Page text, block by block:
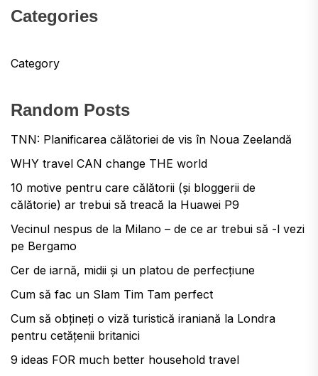
Categories
Category
Random Posts
TNN: Planificarea călătoriei de vis în Noua Zeelandă
WHY travel CAN change THE world
10 motive pentru care călătorii (și bloggerii de
călătorie) ar trebui să treacă la Huawei P9
Vecinul nespus de la Milano – de ce ar trebui să -l vezi
pe Bergamo
Cer de iarnă, midii și un platou de perfecțiune
Cum să fac un Slam Tim Tam perfect
Cum să obțineți o viză turistică iraniană la Londra
pentru cetățenii britanici
9 ideas FOR much better household travel